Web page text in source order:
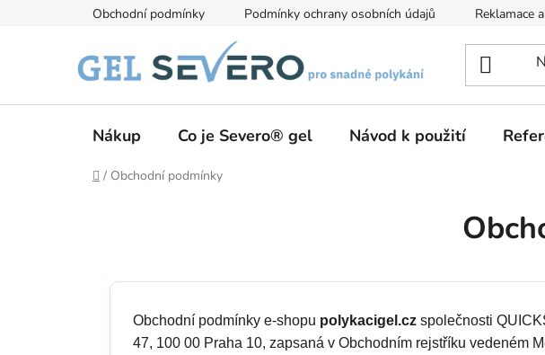
Obchodní podmínky Podmínky ochrany osobních údajů Reklamace
Nákup Co je Severo® gel Návod k použití
Domů
/ Obchodní podmínky
Obchodní podmínky e-shopu polykacigel.cz společnosti
47, 100 00 Praha 10, zapsaná v Obchodním rejstříku vedeném